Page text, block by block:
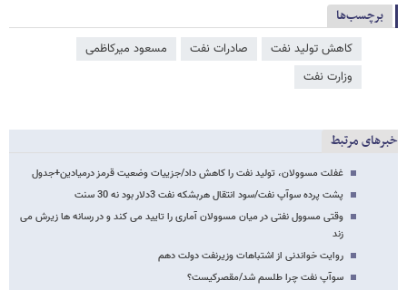
برچسب‌ها
کاهش تولید نفت صادرات نفت
مسعود میرکاظمی
وزارت نفت
خبرهای مرتبط
غفلت مسوولان، تولید نفت را کاهش داد/جزییات وضعیت قرمز درمیادین+جدول
پشت پرده سوآپ نفت/سود انتقال هربشکه نفت 3دلار بود نه 30 سنت
وقتی مسوول نفتی در میان مسوولان آماری را تایید می کند و در رسانه ها زیرش می
زند
روایت خواندنی از اشتباهات وزیرنفت دولت دهم
سوآپ نفت چرا طلسم شد/مقصرکیست؟